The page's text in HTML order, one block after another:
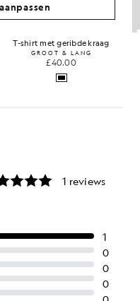
T-shirt met geribde kraag
GROOT & LANG
£40.00